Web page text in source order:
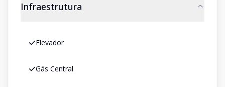
Infraestrutura
Elevador
Gás Central